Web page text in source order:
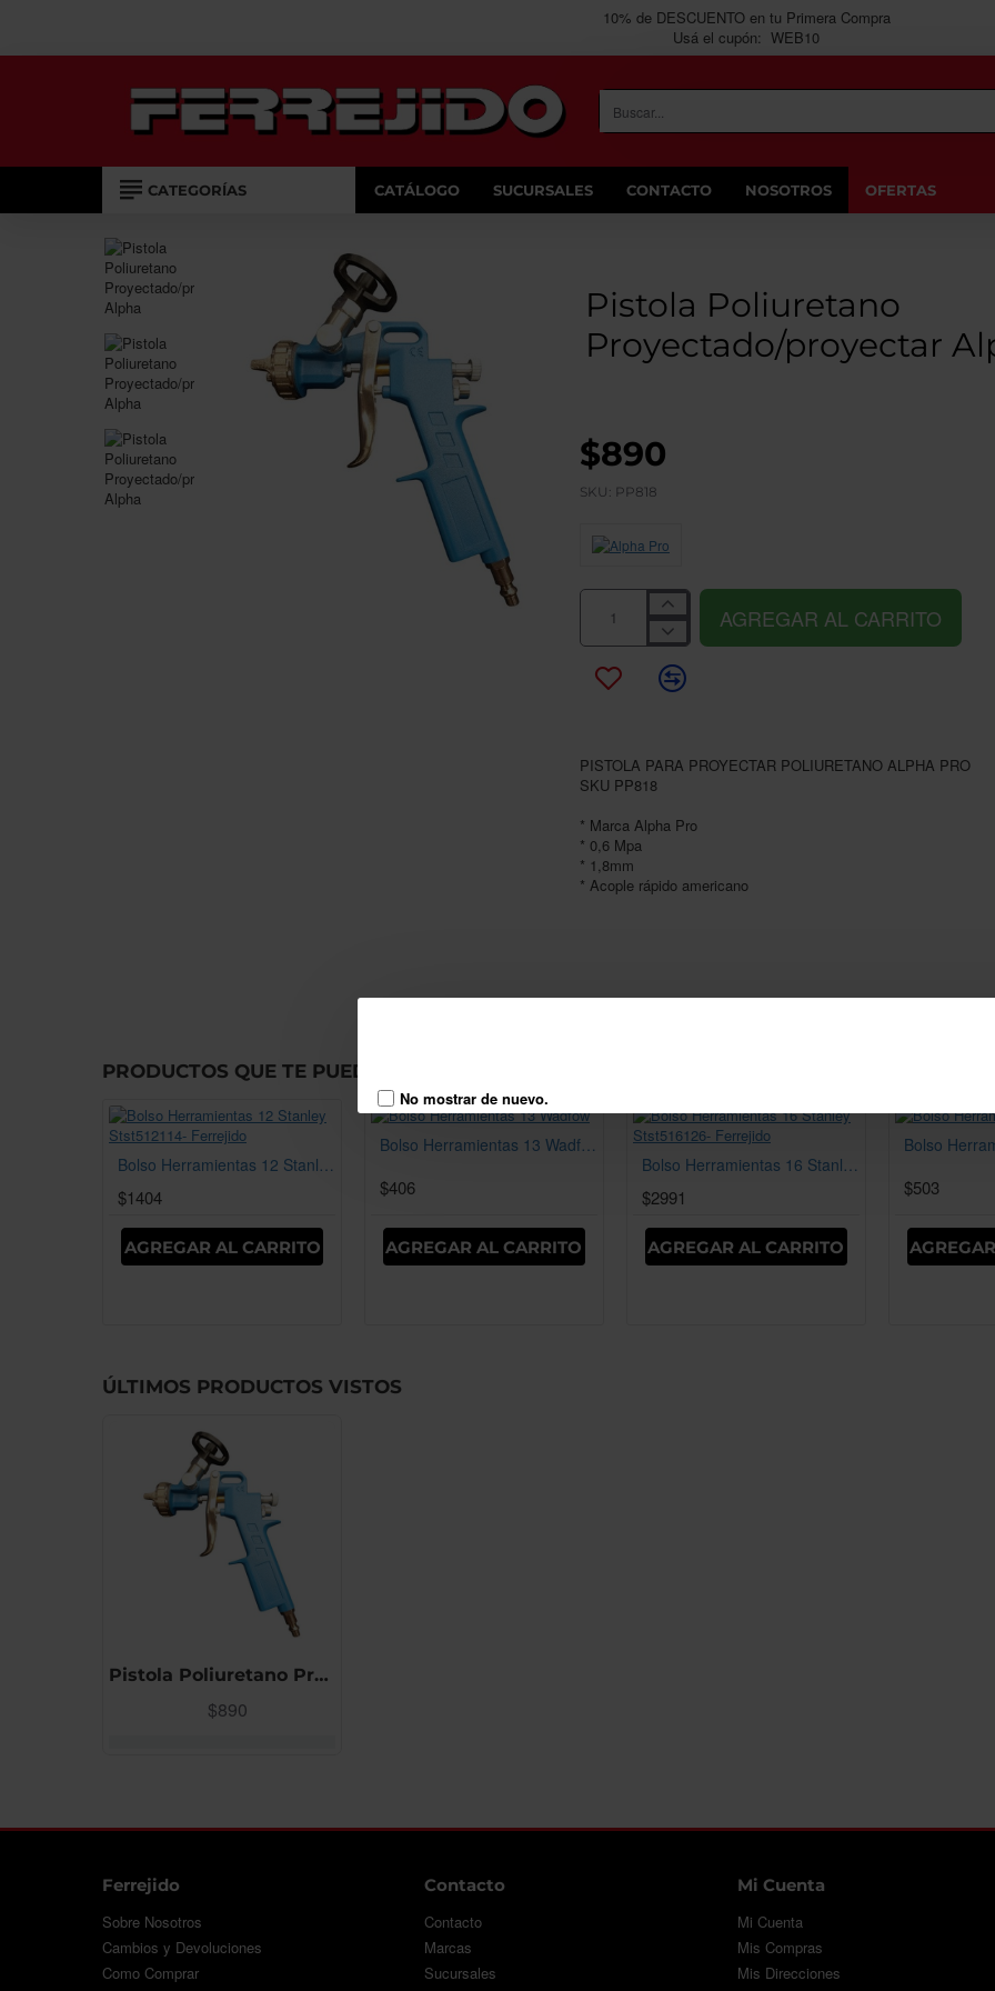
No mostrar de nuevo.
10% de DESCUENTO en tu Primera Compra
Usá el cupón: WEB10
Buscar...
CATEGORÍAS CATÁLOGO SUCURSALES CONTACTO NOSOTROS OFERTAS
Pistola Poliuretano
Proyectado/proyectar
SKU: PP818
$890
AGREGAR AL CARRITO
PISTOLA PARA PROYECTAR POLIURETANO ALPHA PRO
SKU PP818
* Marca Alpha Pro
* 0,6 Mpa
* 1,8mm
* Acople rápido americano
PRODUCTOS QUE TE PUEDEN INTERESAR
Bolso Herramientas 12 Stanley Stst512114- Ferrejido
$1404
AGREGAR AL CARRITO
Bolso Herramientas 13 Wadfow
$406
AGREGAR AL CARRITO
Bolso Herramientas 16 Stanley Stst516126- Ferrejido
$2991
AGREGAR AL CARRITO
$503
ÚLTIMOS PRODUCTOS VISTOS
Pistola Poliuretano Proyectado/proyectar Alpha
$890
Ferrejido
Sobre Nosotros
Cambios y Devoluciones
Como Comprar
Contacto
Contacto
Marcas
Sucursales
Mi Cuenta
Mi Cuenta
Mis Compras
Mis Direcciones